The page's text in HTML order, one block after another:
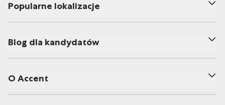
Popularne lokalizacje
Blog dla kandydatów
O Accent